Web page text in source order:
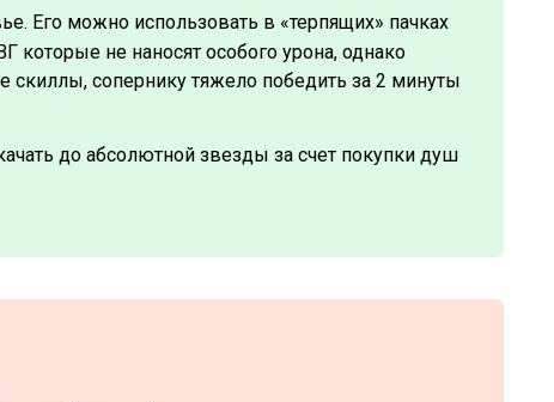
Его можно использовать в «терпящих» пачках
которые не наносят особого урона, однако
сопернику тяжело победить за 2 минуты
до абсолютной звезды за счет покупки душ